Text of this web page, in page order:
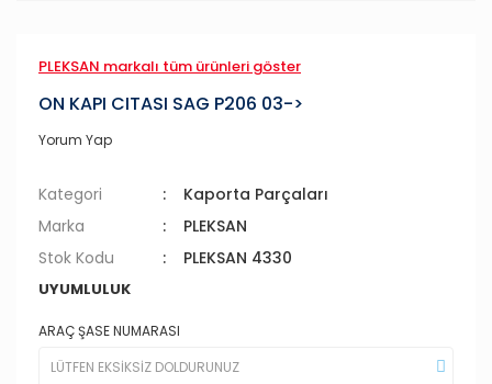
PLEKSAN markalı tüm ürünleri göster
ON KAPI CITASI SAG P206 03->
Yorum Yap
Kategori
Kaporta Parçaları
Marka
PLEKSAN
Stok Kodu
PLEKSAN 4330
UYUMLULUK
ARAÇ ŞASE NUMARASI